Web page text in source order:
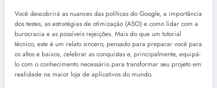
Você descobrirá as nuances das políticas do Google, a importância
dos testes, as estratégias de otimização (ASO) e como lidar com a
burocracia e as possíveis rejeições. Mais do que um tutorial
técnico, este é um relato sincero, pensado para preparar você para
os altos e baixos, celebrar as conquistas e, principalmente, equipá-
lo com o conhecimento necessário para transformar seu projeto em
realidade na maior loja de aplicativos do mundo.